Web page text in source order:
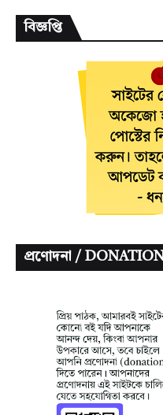
বিজ্ঞপ্তি
প্রণোদনা / DONATION